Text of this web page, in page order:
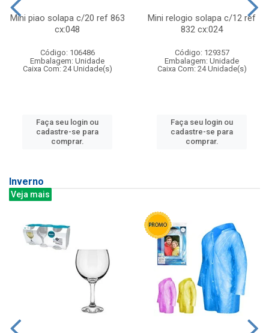
Mini piao solapa c/20 ref 863
cx:048
Código: 106486
Embalagem: Unidade
Caixa Com: 24 Unidade(s)
Faça seu login ou
cadastre-se para
comprar.
Mini relogio solapa c/12 ref
832 cx:024
Código: 129357
Embalagem: Unidade
Caixa Com: 24 Unidade(s)
Faça seu login ou
cadastre-se para
comprar.
Inverno
Veja mais